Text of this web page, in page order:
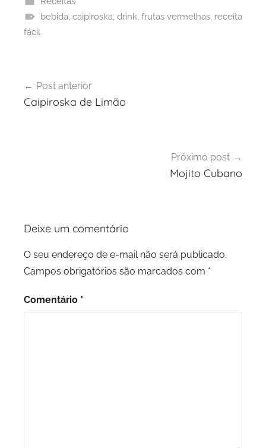
bebida, caipiroska, drink, frutas vermelhas, receita
fácil
de
Post anterior
Caipiroska de Limão
Próximo post
Mojito Cubano
Deixe um comentário
O seu endereço de e-mail não será publicado.
Campos obrigatórios são marcados com *
Comentário *